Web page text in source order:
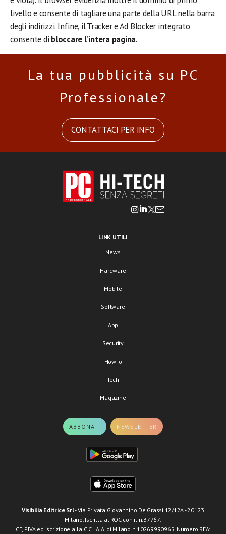
livello e consente di tagliare una parte della URL nella barra
degli indirizzi. Infine, il Tracker e Ad Blocker integrato
consente di bloccare l’intera pagina.
La tua pubblicità su PC
Professionale?
CONTATTACI PER INFO
LINK UTILI
News
Hardware
Mobile
Software
App
Security
HowTo
Tech
Magazine
ABBONATI NEWSLETTER
Visibilia Editrice Srl- Via Privata Giovannino De Grassi 12/12A - 20123
Milano. Iscritta al ROC con il n.37767.
CF, P.IVA ed iscrizione alla C.C.I.A.A. di Milano n.10269990965. Numero REA: